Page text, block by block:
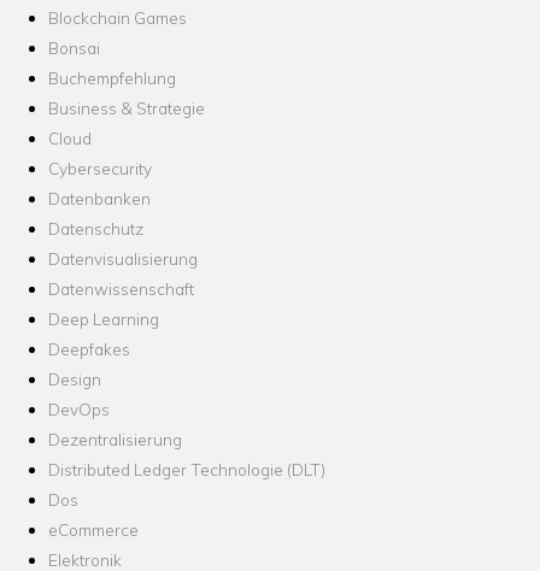
Blockchain Games
Bonsai
Buchempfehlung
Business & Strategie
Cloud
Cybersecurity
Datenbanken
Datenschutz
Datenvisualisierung
Datenwissenschaft
Deep Learning
Deepfakes
Design
DevOps
Dezentralisierung
Distributed Ledger Technologie (DLT)
Dos
eCommerce
Elektronik